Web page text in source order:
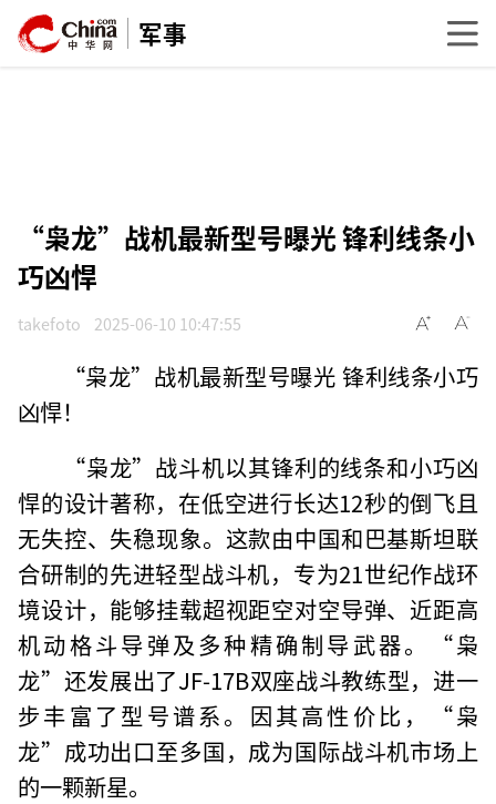
军事
“枭龙”战机最新型号曝光 锋利线条小
巧凶悍
takefoto 2025-06-10 10:47:55
“枭龙”战机最新型号曝光 锋利线条小巧
凶悍！
“枭龙”战斗机以其锋利的线条和小巧凶
悍的设计著称，在低空进行长达12秒的倒飞且
无失控、失稳现象。这款由中国和巴基斯坦联
合研制的先进轻型战斗机，专为21世纪作战环
境设计，能够挂载超视距空对空导弹、近距高
机动格斗导弹及多种精确制导武器。“枭
龙”还发展出了JF-17B双座战斗教练型，进一
步丰富了型号谱系。因其高性价比，“枭
龙”成功出口至多国，成为国际战斗机市场上
的一颗新星。